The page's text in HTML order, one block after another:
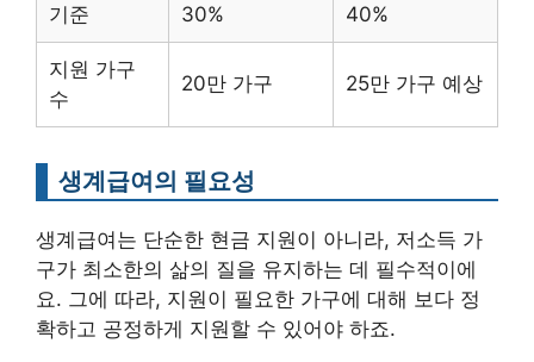
기준
30%
40%
지원 가구
수
20만 가구 25만 가구 예상
생계급여의 필요성
생계급여는 단순한 현금 지원이 아니라, 저소득 가
구가 최소한의 삶의 질을 유지하는 데 필수적이에
요. 그에 따라, 지원이 필요한 가구에 대해 보다 정
확하고 공정하게 지원할 수 있어야 하죠.